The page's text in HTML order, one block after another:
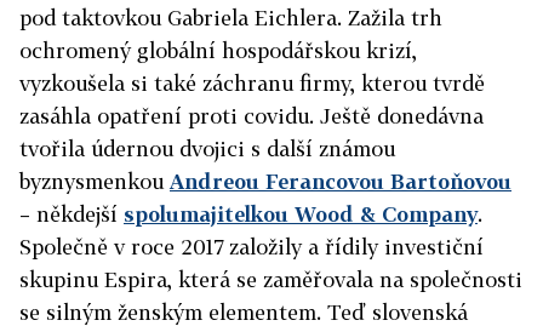
pod taktovkou Gabriela Eichlera. Zažila trh
ochromený globální hospodářskou krizí,
vyzkoušela si také záchranu firmy, kterou tvrdě
zasáhla opatření proti covidu. Ještě donedávna
tvořila údernou dvojici s další známou
byznysmenkou Andreou Ferancovou Bartoňovou
– někdejší spolumajitelkou Wood & Company.
Společně v roce 2017 založily a řídily investiční
skupinu Espira, která se zaměřovala na společnosti
se silným ženským elementem. Teď slovenská